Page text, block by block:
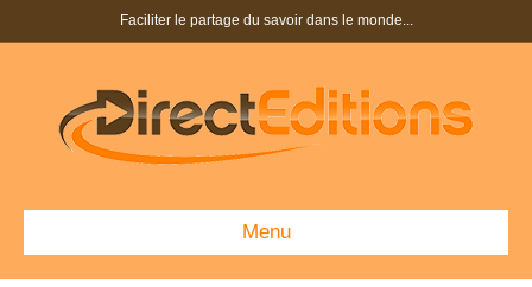
Faciliter le partage du savoir dans le monde...
Menu